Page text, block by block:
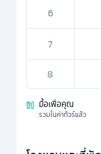
6
7
8
มื้อเพื่อคุณ
รวมในค่าทัวร์แล้ว